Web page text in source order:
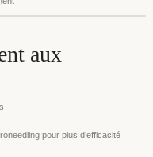
aux
pour plus d’efficacité